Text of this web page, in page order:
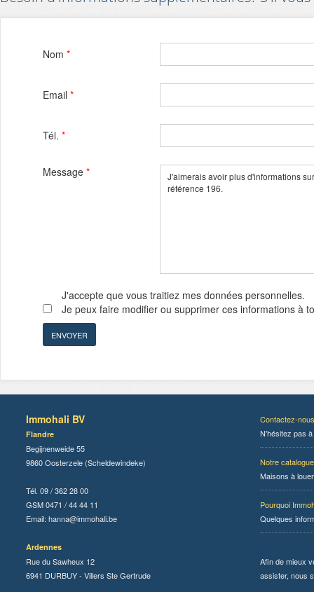
Nom *
Email *
Tél. *
Message *
J'accepte que vous traitiez mes données personnelles.
Je peux faire modifier ou supprimer ces informations à
Immohali BV
Flandre
Begijnenweide 55
9860 Oosterzele (Scheldewindeke)
Tél. 09 / 362 28 00
GSM 0471 / 44 44 11
Email: hanna@immohali.be
Ardennes
Rue du Sawheux 12
6941 DURBUY - Villers Ste Gertrude
Contactez-nous
N'hésitez pas
Notre catalogue
Maisons à
Pourquoi
Quelques
Afin de mieux
assister, nous